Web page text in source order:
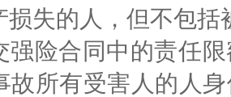
损失的人，但不包
强险合同中的责任
故所有受害人的人